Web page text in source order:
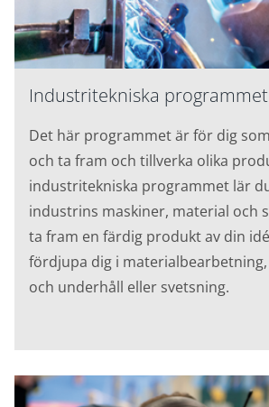
Industritekniska programmet
Det här programmet är för dig
och ta fram och tillverka olika
industritekniska programmet lär
industrins maskiner, material och
ta fram en färdig produkt av din
fördjupa dig i
och underhåll eller svetsning.